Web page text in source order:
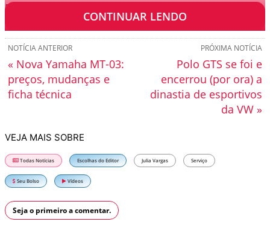
Resolução nº 975/2022.
CONTINUAR LENDO
PRÓXIMA NOTÍCIA
Polo GTS se foi e
encerrou (por ora) a
dinastia de esportivos
da VW »
NOTÍCIA ANTERIOR
« Nova Yamaha MT-03:
preços, mudanças e
ficha técnica
VEJA MAIS SOBRE
Todas Notícias Escolhas do Editor Julia Vargas Serviço
Seu Bolso Vídeos
Seja o primeiro a comentar.